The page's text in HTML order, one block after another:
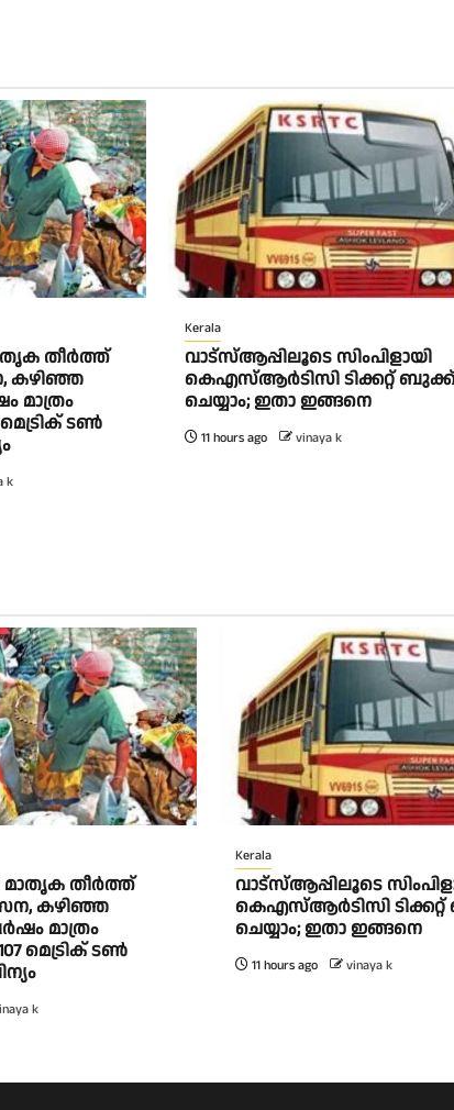
തീര്‍ത്ത്
കഴിഞ്ഞ
മാത്രം
മെട്രിക് ടണ്‍
k
Kerala
വാട്‌സ്ആപ്പിലൂടെ സിംപിളായി
കെഎസ്ആര്‍ടിസി ടിക്കറ്റ്
ചെയ്യാം; ഇതാ ഇങ്ങനെ
11 hours ago vinaya k
മാതൃക തീര്‍ത്ത്
കഴിഞ്ഞ
മാത്രം
മെട്രിക് ടണ്‍
k
Kerala
വാട്‌സ്ആപ്പിലൂടെ
കെഎസ്ആര്‍ടിസി
ചെയ്യാം; ഇതാ ഇങ്ങനെ
11 hours ago vinaya k